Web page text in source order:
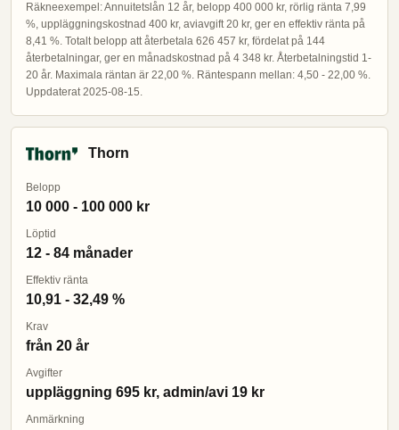
Räkneexempel: Annuitetslån 12 år, belopp 400 000 kr, rörlig ränta 7,99
%, uppläggningskostnad 400 kr, aviavgift 20 kr, ger en effektiv ränta på
8,41 %. Totalt belopp att återbetala 626 457 kr, fördelat på 144
återbetalningar, ger en månadskostnad på 4 348 kr. Återbetalningstid 1-
20 år. Maximala räntan är 22,00 %. Räntespann mellan: 4,50 - 22,00 %.
Uppdaterat 2025-08-15.
Thorn
Belopp
10 000 - 100 000 kr
Löptid
12 - 84 månader
Effektiv ränta
10,91 - 32,49 %
Krav
från 20 år
Avgifter
uppläggning 695 kr, admin/avi 19 kr
Anmärkning